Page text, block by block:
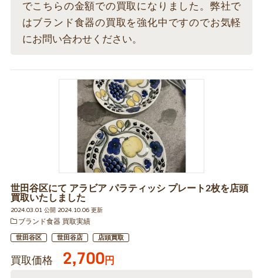
でこちらの金額での買取になりました。弊社で
はブランド食器の買取を強化中ですのでお気軽
にお問い合わせください。
世田谷区にて アラビア パラティッシ プレート2枚を店頭
買取いたしました
2024.03.01 公開 2024.10.06 更新
ブランド食器 買取実績
世田谷区 世田谷店 店頭買取
買取価格 2,700円